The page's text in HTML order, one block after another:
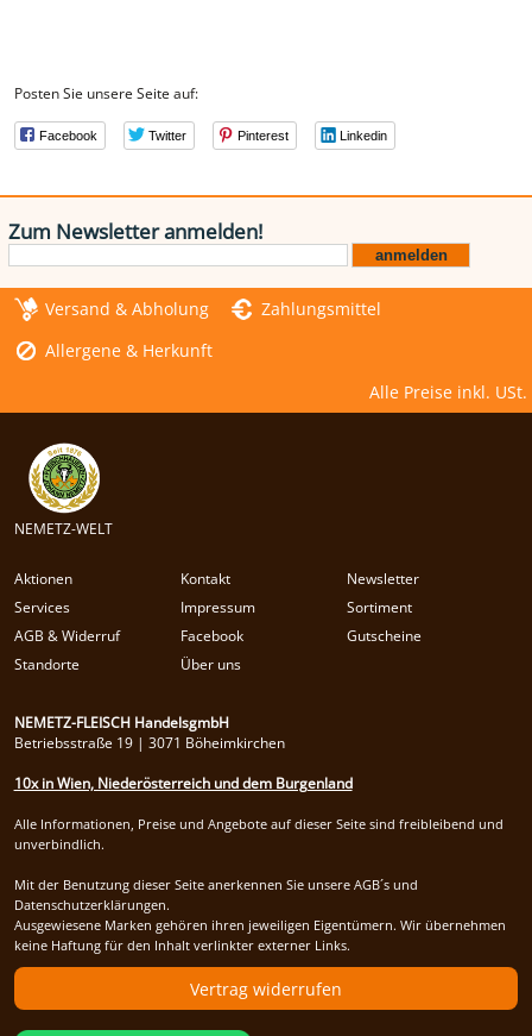
Posten Sie unsere Seite auf:
Facebook Twitter Pinterest Linkedin
Zum Newsletter anmelden!
Versand & Abholung
Zahlungsmittel
Allergene & Herkunft
Alle Preise inkl. USt.
NEMETZ-WELT
Aktionen Kontakt
Newsletter
Services
Impressum
Sortiment
AGB & Widerruf
Facebook
Gutscheine
Standorte
Über uns
NEMETZ-FLEISCH HandelsgmbH
Betriebsstraße 19 | 3071 Böheimkirchen
10x in Wien, Niederösterreich und dem Burgenland
Alle Informationen, Preise und Angebote auf dieser Seite sind freibleibend und
unverbindlich.
Mit der Benutzung dieser Seite anerkennen Sie unsere AGB´s und
Datenschutzerklärungen.
Ausgewiesene Marken gehören ihren jeweiligen Eigentümern. Wir übernehmen
keine Haftung für den Inhalt verlinkter externer Links.
Vertrag widerrufen